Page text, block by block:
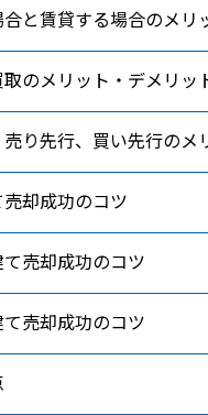
と賃貸する場合のメリ
のメリット・デメリッ
り先行、買い先行のメ
売却成功のコツ
て売却成功のコツ
て売却成功のコツ